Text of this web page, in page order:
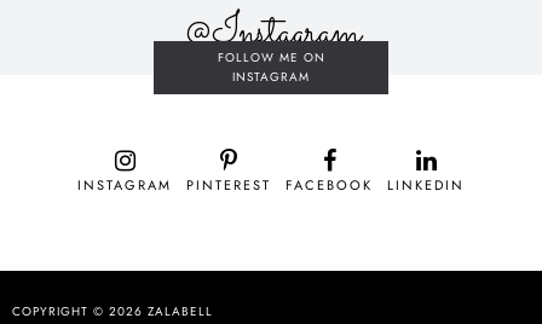
@Instagram
FOLLOW ME ON
INSTAGRAM
INSTAGRAM PINTEREST FACEBOOK LINKEDIN
COPYRIGHT © 2026 ZALABELL